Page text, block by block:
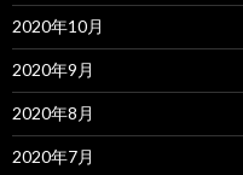
2020年10月
2020年9月
2020年8月
2020年7月